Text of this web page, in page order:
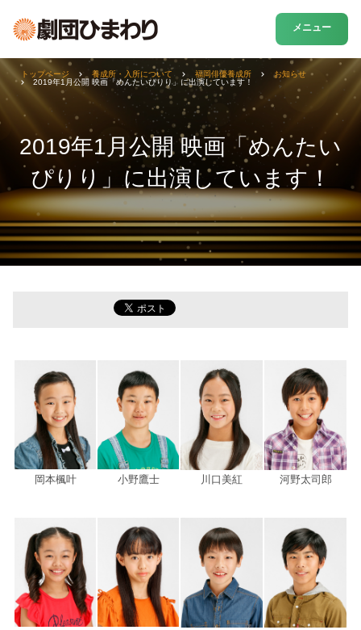
メニュー
2019年1月公開 映画「めんたい
ぴりり」に出演しています！
トップページ 養成所・入所について 福岡俳優養成所
お知らせ
2019年1月公開 映画「めんたいぴりり」に出演しています！
岡本楓叶 小野鷹士 川口美紅 河野太司郎